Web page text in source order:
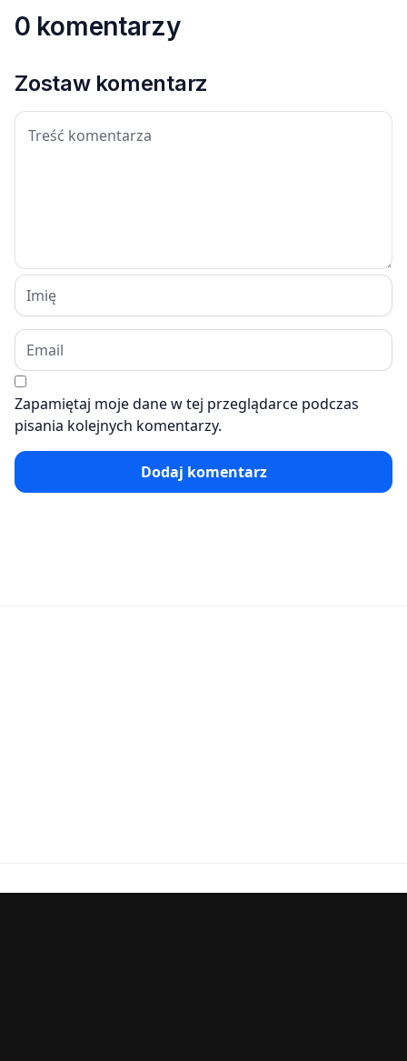
0 komentarzy
Zostaw komentarz
Zapamiętaj moje dane w tej przeglądarce podczas
pisania kolejnych komentarzy.
Dodaj komentarz